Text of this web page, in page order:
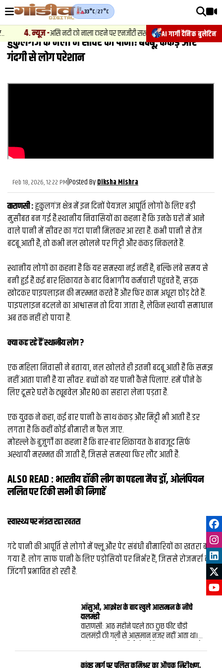
AI गार्गी दैनिक बुलेटिन
33°C/27°C
.न्यूज़-असि नदी को नाला कहने पर एनजीटी सख्त, राष्ट्रीय स्वच्छ गंगा मिशन के
वीडियोज़
वाराणसी न्यूज़
संस्कृति
अंतरराष्ट्रीय
फैक्ट चेक
व्यापार
मौसम
देश
हुकुलगंज के नलो में सीवर का पानी! बदबू, कंकड़ और
गंदगी से लोग परेशान
Feb 18, 2026, 12:22 PM|Posted ByDiksha Mishra
वाराणसी :हुकुलगंज क्षेत्र में इन दिनों पेयजल आपूर्ति लोगों के लिए बड़ी
मुसीबत बन गई है.स्थानीय निवासियों का कहना है कि उनके घरों में आने
वाले पानी में सीवर का गंदा पानी मिलकर आ रहा है. कभी पानी से तेज
बदबू आती है, तो कभी नल खोलने पर गिट्टी और कंकड़ निकलते हैं.
स्थानीय लोगों का कहना है कि यह समस्या नई नहीं है, बल्कि लंबे समय से
बनी हुई है.कई बार शिकायत के बाद विभागीय कर्मचारी पहुंचते हैं, सड़क
खोदकर पाइपलाइन की मरम्मत करते हैं और फिर काम अधूरा छोड़ देते हैं.
पाइपलाइन बदलने का आश्वासन तो दिया जाता है, लेकिन स्थायी समाधान
अब तक नहीं हो पाया है.
क्या कह रहे हैं स्थानीय लोग ?
एक महिला निवासी ने बताया, नल खोलते ही इतनी बदबू आती है कि समझ
नहीं आता पानी है या सीवर. बच्चों को यह पानी कैसे पिलाएं. हमें पीने के
लिए दूसरे घरों के ट्यूबवेल और RO का सहारा लेना पड़ता है.
एक युवक ने कहा, कई बार पानी के साथ कंकड़ और मिट्टी भी आती है.डर
लगता है कि कहीं कोई बीमारी न फैल जाए.
मोहल्ले के बुजुर्गों का कहना है कि बार-बार शिकायत के बावजूद सिर्फ
अस्थायी मरम्मत की जाती है, जिससे समस्या फिर लौट आती है.
ALSO READ :भारतीय हॉकी लीग का पहला मैच ड्रॉ, ओलंपियन
ललित पर टिकी सभी की निगाहें
स्वास्थ्य पर मंडरा रहा खतरा
गंदे पानी की आपूर्ति से लोगो में फ्लू और पेट संबंधी बीमारियों का खतरा बढ़
गया है. लोग साफ पानी के लिए पड़ोसियों पर निर्भर हैं, जिससे रोजमर्रा की
जिंदगी प्रभावित हो रही है.
आँसुओं, आक्रोश के बाद खुले आसमान के नीचे
दालमंडी
वाराणसी: आठ महीने पहले तक कुछ फीट चौडी
दालमंडी की गली से आसमान नजर नहीं आता था।
साथ इसके रोड बनने की शुरुआत भी हो गई। लेकिन
यह बदलाव यूं ही नहीं हो गया। इस गली में बसे सैकड़ों